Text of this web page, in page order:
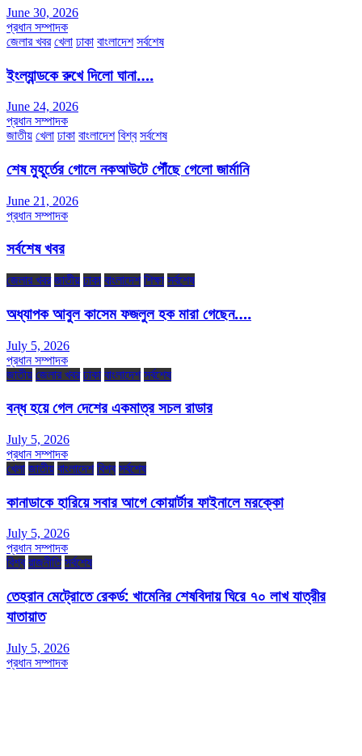
June 30, 2026
প্রধান সম্পাদক
জেলার খবর খেলা ঢাকা বাংলাদেশ সর্বশেষ
ইংল্যান্ডকে রুখে দিলো ঘানা….
June 24, 2026
প্রধান সম্পাদক
জাতীয় খেলা ঢাকা বাংলাদেশ বিশ্ব সর্বশেষ
শেষ মুহূর্তের গোলে নকআউটে পৌঁছে গেলো জার্মানি
June 21, 2026
প্রধান সম্পাদক
সর্বশেষ খবর
জেলার খবর জাতীয় ঢাকা বাংলাদেশ শিক্ষা সর্বশেষ
অধ্যাপক আবুল কাসেম ফজলুল হক মারা গেছেন….
July 5, 2026
প্রধান সম্পাদক
জাতীয় জেলার খবর ঢাকা বাংলাদেশ সর্বশেষ
বন্ধ হয়ে গেল দেশের একমাত্র সচল রাডার
July 5, 2026
প্রধান সম্পাদক
খেলা জাতীয় বাংলাদেশ বিশ্ব সর্বশেষ
কানাডাকে হারিয়ে সবার আগে কোয়ার্টার ফাইনালে মরক্কো
July 5, 2026
প্রধান সম্পাদক
বিশ্ব রাজনীতি সর্বশেষ
তেহরান মেট্রোতে রেকর্ড: খামেনির শেষবিদায় ঘিরে ৭০ লাখ যাত্রীর
যাতায়াত
July 5, 2026
প্রধান সম্পাদক